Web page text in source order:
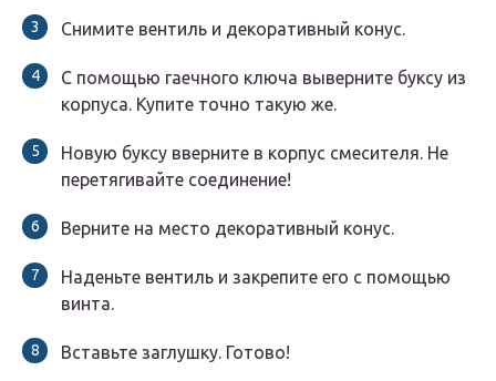
Снимите вентиль и декоративный конус.
С помощью гаечного ключа выверните буксу из
корпуса. Купите точно такую же.
Новую буксу вверните в корпус смесителя. Не
перетягивайте соединение!
Верните на место декоративный конус.
Наденьте вентиль и закрепите его с помощью
винта.
Вставьте заглушку. Готово!